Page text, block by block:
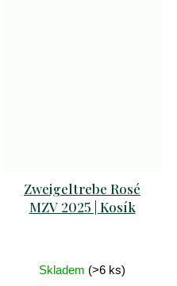
Zweigeltrebe Rosé
MZV 2025 | Kosík
Skladem (>6 ks)